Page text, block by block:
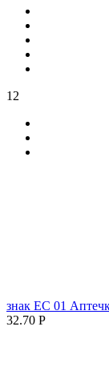
12
знак ЕC 01
32.70 Р